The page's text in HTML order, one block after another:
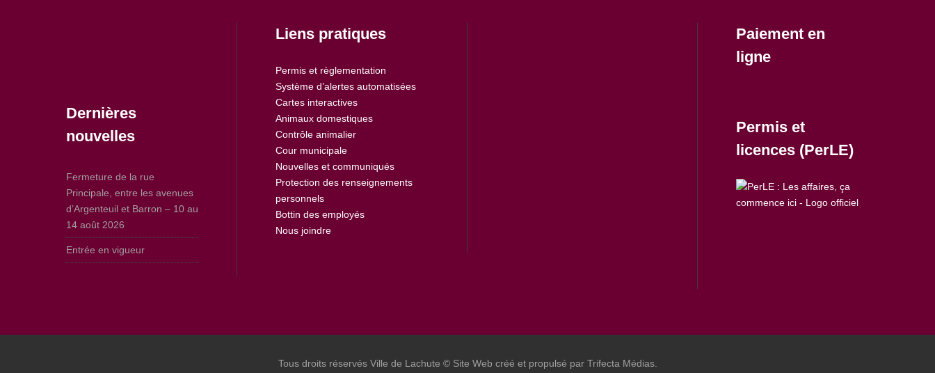
Dernières
nouvelles
Fermeture de la rue
Principale, entre les avenues
d’Argenteuil et Barron – 10 au
14 août 2026
Entrée en vigueur
Liens pratiques
Permis et règlementation
Système d’alertes automatisées
Cartes interactives
Animaux domestiques
Contrôle animalier
Cour municipale
Nouvelles et communiqués
Protection des renseignements
personnels
Bottin des employés
Nous joindre
Paiement en
ligne
Permis et
licences (PerLE)
Tous droits réservés Ville de Lachute © Site Web créé et propulsé par Trifecta Médias.